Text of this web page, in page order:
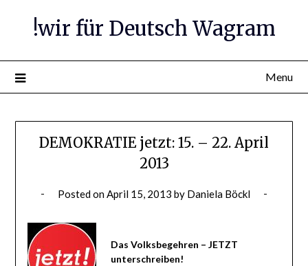
!wir für Deutsch Wagram
Menu
DEMOKRATIE jetzt: 15. – 22. April
2013
Posted onApril 15, 2013 by Daniela Böckl
Das Volksbegehren – JETZT
unterschreiben!